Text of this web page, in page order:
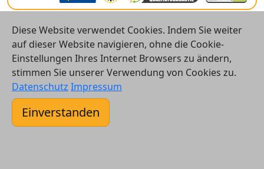
© 2026 Vergleichsrechner24 GmbH
Kontakt
Diese Website verwendet Cookies. Indem Sie weiter
auf dieser Website navigieren, ohne die Cookie-
Einstellungen Ihres Internet Browsers zu ändern,
stimmen Sie unserer Verwendung von Cookies zu.
Datenschutz Impressum
Einverstanden